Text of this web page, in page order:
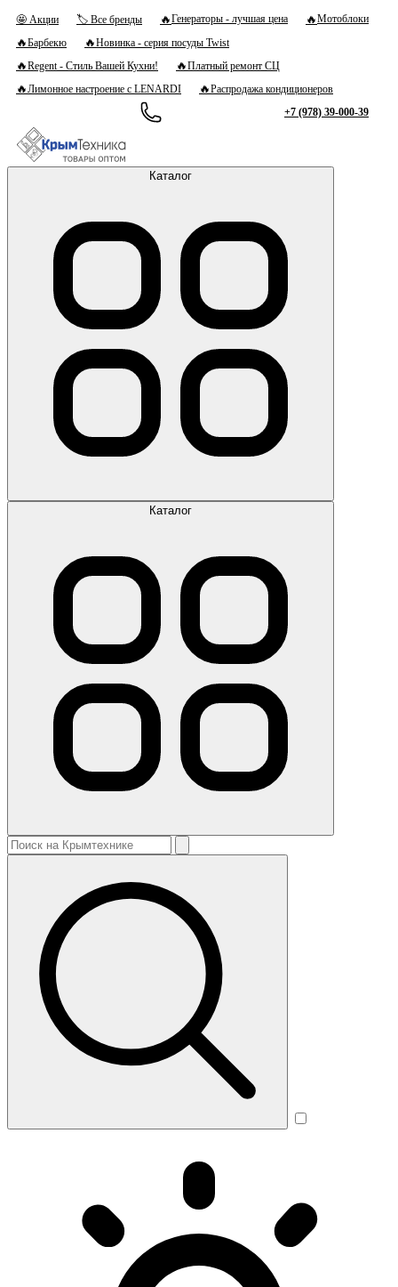
🤩 Акции 🏷 Все бренды 🔥Генераторы - лучшая цена 🔥Мотоблоки
🔥Барбекю 🔥Новинка - серия посуды Twist
🔥Regent - Стиль Вашей Кухни! 🔥Платный ремонт СЦ
🔥Лимонное настроение с LENARDI 🔥Распродажа кондиционеров
+7 (978) 39-000-39